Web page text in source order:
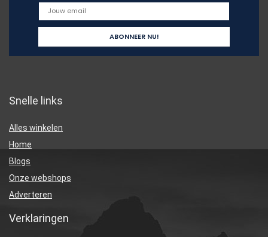
Snelle links
Alles winkelen
Home
Blogs
Onze webshops
Adverteren
Verklaringen